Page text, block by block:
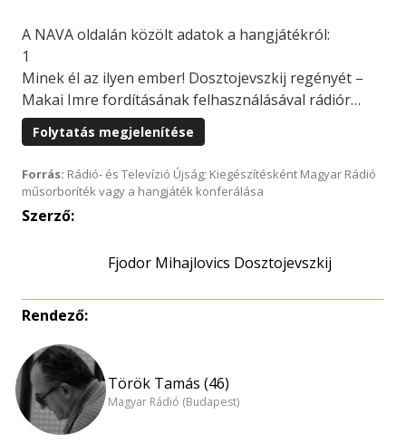
A NAVA oldalán közölt adatok a hangjátékról:
1
Minek él az ilyen ember! Dosztojevszkij regényét –
Makai Imre fordításának felhasználásával rádiór…
Folytatás megjelenítése
Forrás: Rádió- és Televízió Újság; Kiegészítésként Magyar Rádió
műsorboríték vagy a hangjáték konferálása
Szerző:
Fjodor Mihajlovics Dosztojevszkij
Rendező:
Török Tamás (46)
Magyar Rádió (Budapest)